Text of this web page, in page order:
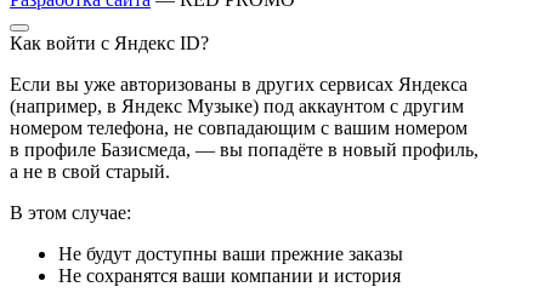
Как войти с Яндекс ID?
Если вы уже авторизованы в других сервисах Яндекса
(например, в Яндекс Музыке) под аккаунтом с другим
номером телефона, не совпадающим с вашим номером
в профиле Базисмеда, — вы попадёте в новый профиль,
а не в свой старый.
В этом случае:
Не будут доступны ваши прежние заказы
Не сохранятся ваши компании и история